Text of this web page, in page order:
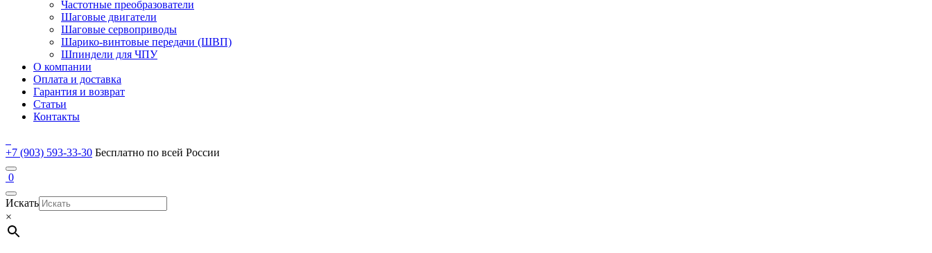
Частотные преобразователи
Шаговые двигатели
Шаговые сервоприводы
Шарико-винтовые передачи (ШВП)
Шпиндели для ЧПУ
О компании
Оплата и доставка
Гарантия и возврат
Статьи
Контакты
+7 (903) 593-33-30 Бесплатно по всей России
0
Искать
×